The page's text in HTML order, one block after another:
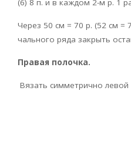
(6) 8 п. и в каждом 2-м р. 1
Через 50 см = 70 р. (52 см =
чального ряда закрыть
Правая полочка.
Вязать симметрично левой